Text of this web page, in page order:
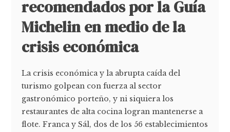
recomendados por la Guía
Michelin en medio de la
crisis económica
La crisis económica y la abrupta caída del
turismo golpean con fuerza al sector
gastronómico porteño, y ni siquiera los
restaurantes de alta cocina logran mantenerse a
flote. Franca y Sál, dos de los 56 establecimientos